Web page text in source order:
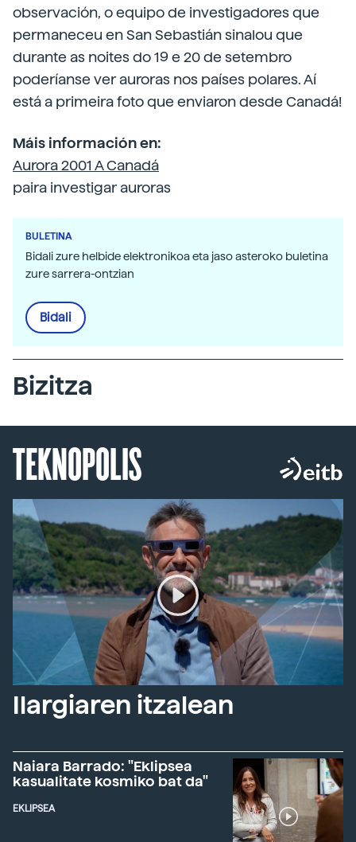
observación, o equipo de investigadores que
permaneceu en San Sebastián sinalou que
durante as noites do 19 e 20 de setembro
poderíanse ver auroras nos países polares. Aí
está a primeira foto que enviaron desde Canadá!
Máis información en:
Aurora 2001 A Canadá
paira investigar auroras
BULETINA
Bidali zure helbide elektronikoa eta jaso asteroko buletina
zure sarrera-ontzian
Bidali
Bizitza
TEKNOPOLIS
Ilargiaren itzalean
Naiara Barrado: "Eklipsea
kasualitate kosmiko bat da"
EKLIPSEA